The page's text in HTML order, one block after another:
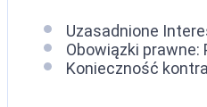
Uzasadnione
Obowiązki
Konieczność